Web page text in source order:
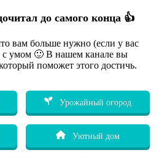
до самого конца 👍
вам больше нужно (если у вас
с умом 🙂 В нашем канале вы
поможет этого достичь.
Урожайный огород
Уютный дом